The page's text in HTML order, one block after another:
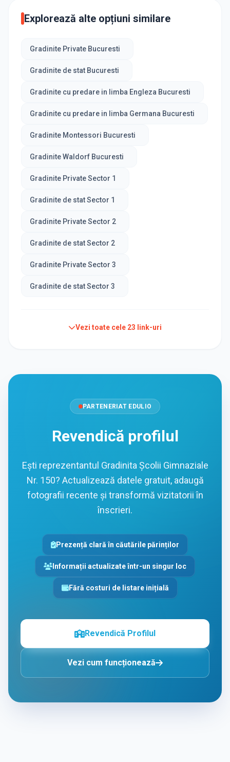
Explorează alte opțiuni similare
Gradinite Private Bucuresti
Gradinite de stat Bucuresti
Gradinite cu predare in limba Engleza Bucuresti
Gradinite cu predare in limba Germana Bucuresti
Gradinite Montessori Bucuresti
Gradinite Waldorf Bucuresti
Gradinite Private Sector 1
Gradinite de stat Sector 1
Gradinite Private Sector 2
Gradinite de stat Sector 2
Gradinite Private Sector 3
Gradinite de stat Sector 3
Vezi toate cele 23 link-uri
PARTENERIAT EDULIO
Revendică profilul
Ești reprezentantul Gradinita Școlii Gimnaziale
Nr. 150? Actualizează datele gratuit, adaugă
fotografii recente și transformă vizitatorii în
înscrieri.
Prezență clară în căutările părinților
Informații actualizate într-un singur loc
Fără costuri de listare inițială
Revendică Profilul
Vezi cum funcționează